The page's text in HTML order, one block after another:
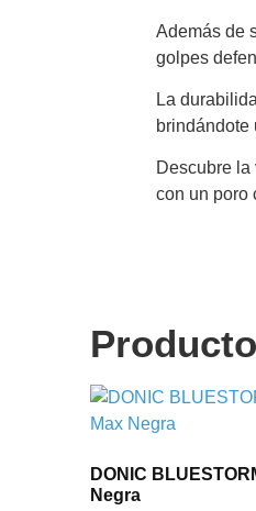
Además de
golpes
La
brindándote
Descubre
con un poro
DONIC
Negra